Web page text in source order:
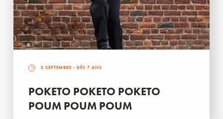
2 SEPTEMBRE - DÈS 7 ANS
POKETO POKETO POKETO
POUM POUM POUM